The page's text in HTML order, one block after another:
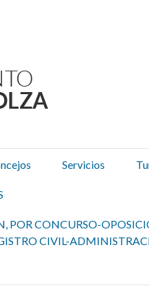
Servicios
POR CONCURSO-
CIVIL-